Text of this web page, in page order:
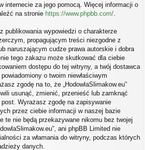
internecie za jego pomocą. Więcej informacji o
na stronie https://www.phpbb.com/
publikowania wypowiedzi o charakterze
propagującym treści niezgodne z
naruszającym cudze prawa autorskie i dobra
tego zakazu może skutkować dla ciebie
dostępu do tej witryny, a twój dostawca
o twoim niewłaściwym
zgodę na to, że „HodowlaSlimakow.eu”
usunąć, zmienić, przenieść lub zamknąć
Wyrażasz zgodę na zapisywanie
przez ciebie informacji w naszej bazie
te nie będą przekazywane nikomu bez twojej
ani phpBB Limited nie
za włamania do witryny, podczas których
danych.